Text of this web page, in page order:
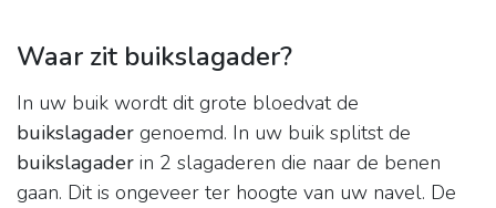
Waar zit buikslagader?
In uw buik wordt dit grote bloedvat de
buikslagader genoemd. In uw buik splitst de
buikslagader in 2 slagaderen die naar de benen
gaan. Dit is ongeveer ter hoogte van uw navel. De